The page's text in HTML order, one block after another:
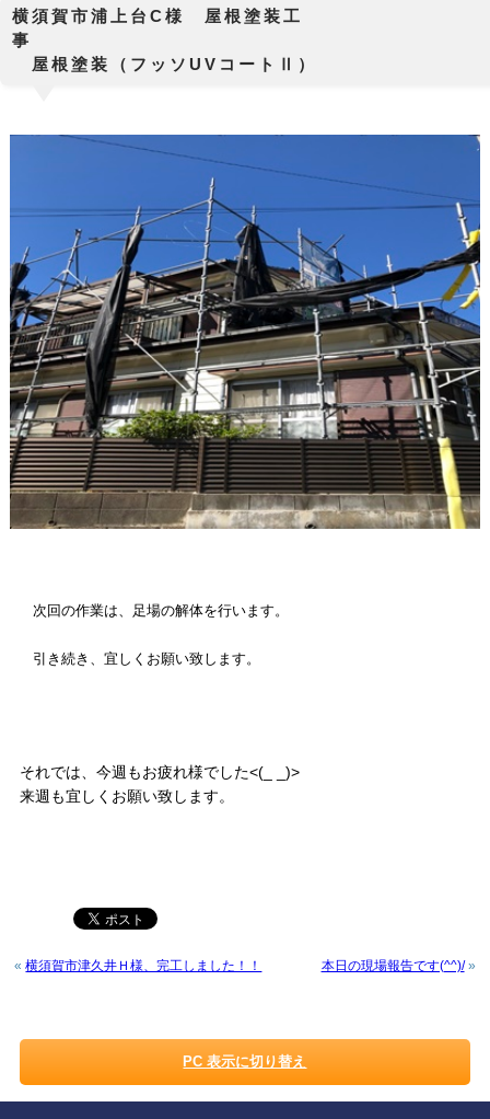
横須賀市浦上台C様 屋根塗装工
屋根塗装（フッソUVコートⅡ）
次回の作業は、足場の解体を行います。
引き続き、宜しくお願い致します。
それでは、今週もお疲れ様でした<(_ _)>
来週も宜しくお願い致します。
«横須賀市津久井Ｈ様、完工しました！！ 本日の現場報告です(^^)/»
PC 表示に切り替え